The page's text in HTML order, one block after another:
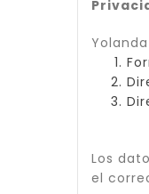
Los
el